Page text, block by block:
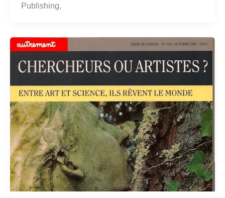
Publishing,